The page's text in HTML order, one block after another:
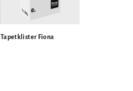
Tapetklister Fiona